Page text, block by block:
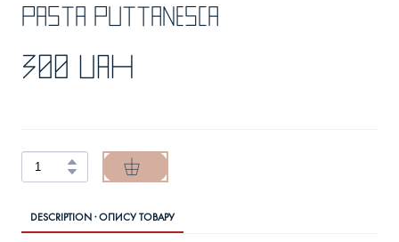
Pasta puttanesca
300 UAH
DESCRIPTION · ОПИСУ ТОВАРУ